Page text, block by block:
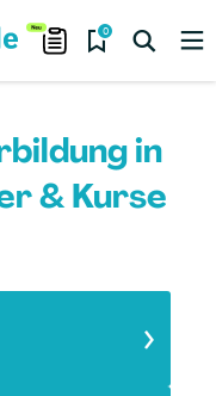
0
in
& Kurse